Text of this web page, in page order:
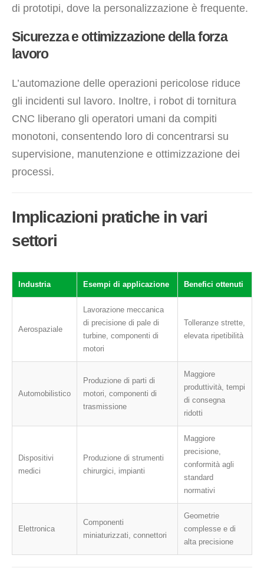
di prototipi, dove la personalizzazione è frequente.
Sicurezza e ottimizzazione della forza
lavoro
L’automazione delle operazioni pericolose riduce
gli incidenti sul lavoro. Inoltre, i robot di tornitura
CNC liberano gli operatori umani da compiti
monotoni, consentendo loro di concentrarsi su
supervisione, manutenzione e ottimizzazione dei
processi.
Implicazioni pratiche in vari
settori
Industria Esempi di applicazione Benefici ottenuti
Aerospaziale
Lavorazione meccanica
di precisione di pale di
turbine, componenti di
motori
Tolleranze strette,
elevata ripetibilità
Automobilistico
Produzione di parti di
motori, componenti di
trasmissione
Maggiore
produttività, tempi
di consegna
ridotti
Dispositivi
medici
Produzione di strumenti
chirurgici, impianti
Maggiore
precisione,
conformità agli
standard
normativi
Elettronica
Componenti
miniaturizzati, connettori
Geometrie
complesse e di
alta precisione